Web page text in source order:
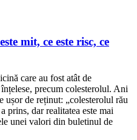
mit, ce este risc, ce
care au fost atât de
precum colesterolul. Ani
ușor de reținut: „colesterolul rău
prins, dar realitatea este mai
unei valori din buletinul de